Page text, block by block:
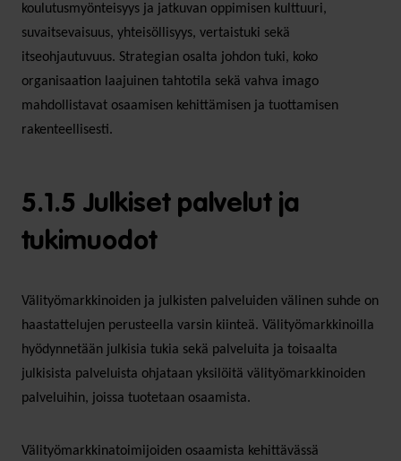
koulutusmyönteisyys ja jatkuvan oppimisen kulttuuri,
suvaitsevaisuus, yhteisöllisyys, vertaistuki sekä
itseohjautuvuus. Strategian osalta johdon tuki, koko
organisaation laajuinen tahtotila sekä vahva imago
mahdollistavat osaamisen kehittämisen ja tuottamisen
rakenteellisesti.
5.1.5 Julkiset palvelut ja
tukimuodot
Välityömarkkinoiden ja julkisten palveluiden välinen suhde on
haastattelujen perusteella varsin kiinteä. Välityömarkkinoilla
hyödynnetään julkisia tukia sekä palveluita ja toisaalta
julkisista palveluista ohjataan yksilöitä välityömarkkinoiden
palveluihin, joissa tuotetaan osaamista.
Välityömarkkinatoimijoiden osaamista kehittävässä